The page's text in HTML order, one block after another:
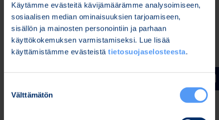
Käytämme evästeitä kävijämäärämme analysoimiseen,
sosiaalisen median ominaisuuksien tarjoamiseen,
sisällön ja mainosten personointiin ja parhaan
käyttökokemuksen varmistamiseksi. Lue lisää
käyttämistämme evästeistä tietosuojaselosteesta.
valinta
Välttämätön
Lisätietoja:
Kari Jokela
Lakiasiainjohtaja
Puh. 040 344 5258
www.bittium.com
Release (wkr0006.pdf)